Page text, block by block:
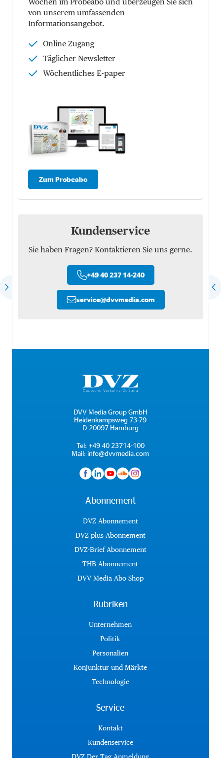
von unserem umfassenden
Informationsangebot.
Online Zugang
Täglicher Newsletter
Wöchentliches E-paper
Zum Probeabo
Kundenservice
Sie haben Fragen? Kontaktieren Sie uns gerne.
+49 40 237 14-240
service@dvvmedia.com
DVV Media Group GmbH
Heidenkampsweg 73-79
D-20097 Hamburg
Tel: +49 40 23714-100
Mail: info@dvvmedia.com
Abonnement
DVZ Abonnement
DVZ plus Abonnement
DVZ-Brief Abonnement
THB Abonnement
DVV Media Abo Shop
Rubriken
Unternehmen
Politik
Personalien
Konjunktur und Märkte
Technologie
Service
Kontakt
Kundenservice